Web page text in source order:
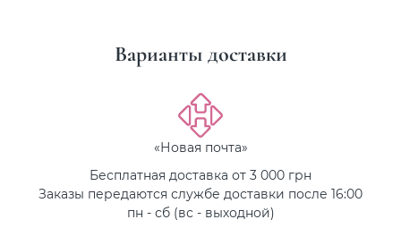
Варианты доставки
«Новая почта»
Бесплатная доставка от 3 000 грн
Заказы передаются службе доставки после 16:00
пн - сб (вс - выходной)